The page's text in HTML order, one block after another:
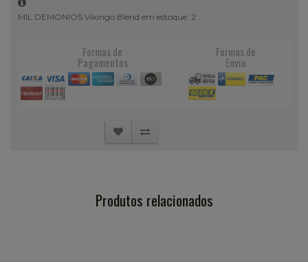
MIL DEMONIOS Vikingo Blend em estoque: 2
Formas de
Pagamentos
Formas de
Envio
Produtos relacionados